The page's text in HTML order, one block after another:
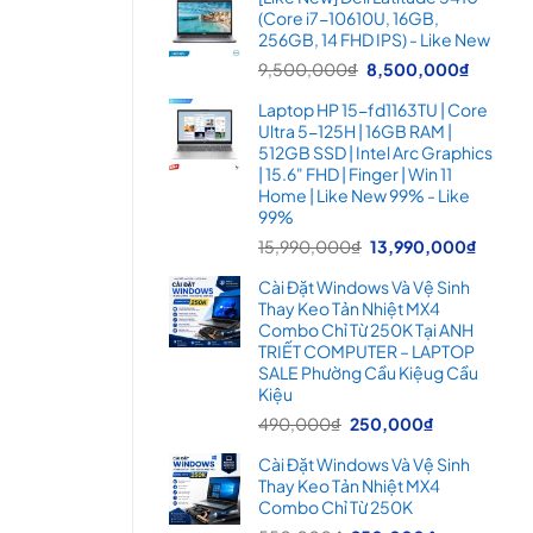
16,900,000₫.
(Core i7-10610U, 16GB,
256GB, 14 FHD IPS) - Like New
9,500,000₫ Giá
là:
9,500,000₫.
8,500,000₫
tại
là:
Laptop HP 15-fd1163TU | Core
Ultra 5-125H | 16GB RAM |
512GB SSD | Intel Arc Graphics
| 15.6" FHD | Finger | Win 11
Home | Like New 99% - Like
99%
15,990,000₫ Giá
là:
15,990,000₫.
13,990,000₫
Cài Đặt Windows Và Vệ Sinh
Thay Keo Tản Nhiệt MX4
Combo Chỉ Từ 250K Tại ANH
TRIẾT COMPUTER – LAPTOP
SALE Phường Cầu Kiệug Cầu
Kiệu
490,000₫ Giá
là:
490,000₫.
250,000₫
tại
là:
Cài Đặt Windows Và Vệ Sinh
Thay Keo Tản Nhiệt MX4
Combo Chỉ Từ 250K